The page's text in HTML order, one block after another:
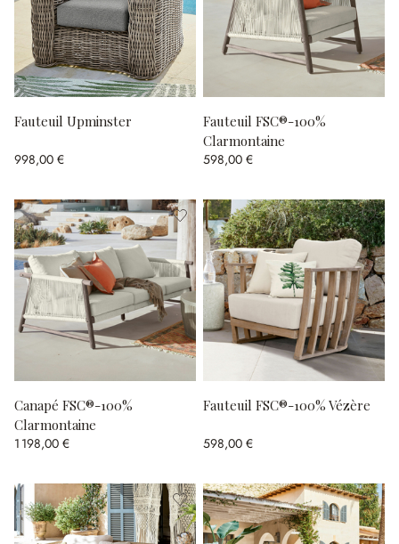
Fauteuil Upminster
998,00 €
Fauteuil FSC®-100%
Clarmontaine
598,00 €
Canapé FSC®-100%
Clarmontaine
1 198,00 €
Fauteuil FSC®-100% Vézère
598,00 €